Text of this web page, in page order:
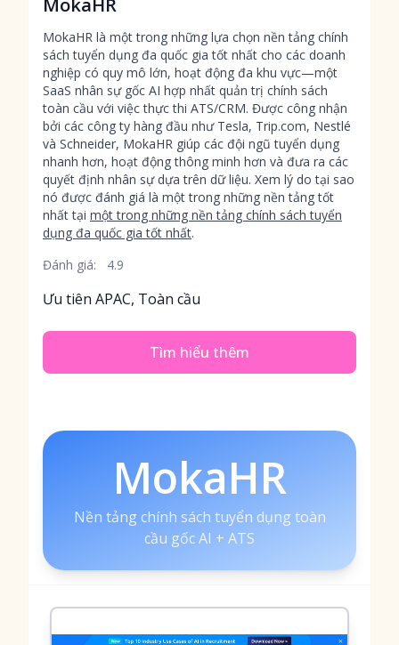
MokaHR
MokaHR là một trong những lựa chọn nền tảng chính
sách tuyển dụng đa quốc gia tốt nhất cho các doanh
nghiệp có quy mô lớn, hoạt động đa khu vực—một
SaaS nhân sự gốc AI hợp nhất quản trị chính sách
toàn cầu với việc thực thi ATS/CRM. Được công nhận
bởi các công ty hàng đầu như Tesla, Trip.com, Nestlé
và Schneider, MokaHR giúp các đội ngũ tuyển dụng
nhanh hơn, hoạt động thông minh hơn và đưa ra các
quyết định nhân sự dựa trên dữ liệu. Xem lý do tại sao
nó được đánh giá là một trong những nền tảng tốt
nhất tại một trong những nền tảng chính sách tuyển
dụng đa quốc gia tốt nhất.
Đánh giá:
4.9
Ưu tiên APAC, Toàn cầu
Tìm hiểu thêm
MokaHR
Nền tảng chính sách tuyển dụng toàn
cầu gốc AI + ATS